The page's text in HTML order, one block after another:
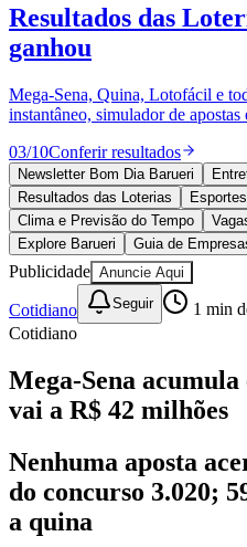
Anuncie no Portal
Cadastrar Empresa
Divulgar Vagas
Política
Esportes
Saúde
Segurança
Cultura
Meio Ambiente
Obras
Educação
Bairros de Barueri
AldeiaAldeia da SerraAldeia de
Vista
Califórnia Carapicuíba
RegiãoCotiaCruz PretaEngenho
MilitarItapeviJandira Jardim Audir
Califórnia
EsperançaJardim Graziela
Resultados das
ganhou
Mega-Sena, Quina, Lotofácil e
instantâneo, simulador de apostas
03/10Conferir resultados
Newsletter Bom Dia Barueri
Resultados das Loterias
Clima e Previsão do Tempo
Explore Barueri
Guia de
Publicidade Anuncie Aqui
Cotidiano Seguir 1 min
Cotidiano
Mega-Sena
vai a R$ 42 milhões
Nenhuma aposta
do concurso 3.020;
a quina